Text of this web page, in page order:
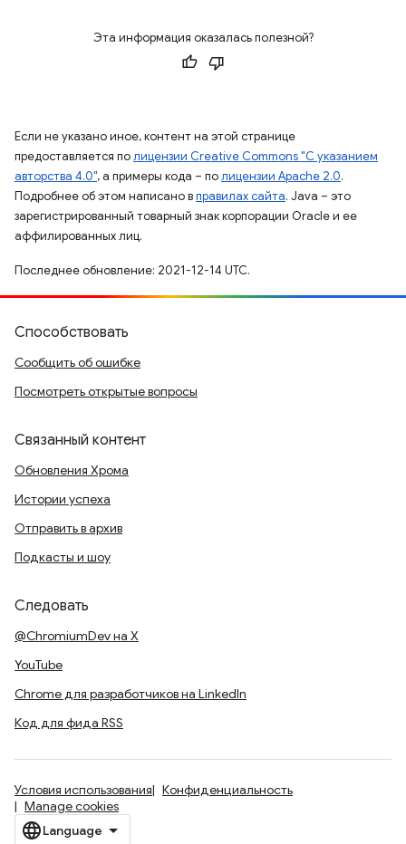
Эта информация оказалась полезной?
Если не указано иное, контент на этой странице
предоставляется полицензии Creative Commons "С указанием
авторства 4.0", а примеры кода – полицензии Apache 2.0.
Подробнее об этом написано вправилах сайта. Java – это
зарегистрированный товарный знак корпорации Oracle и ее
аффилированных лиц.
Последнее обновление: 2021-12-14 UTC.
Способствовать
Сообщить об ошибке
Посмотреть открытые вопросы
Связанный контент
Обновления Хрома
Истории успеха
Отправить в архив
Подкасты и шоу
Следовать
@ChromiumDev на X
YouTube
Chrome для разработчиков на LinkedIn
Код для фида RSS
Условия использования
Конфиденциальность
Manage cookies